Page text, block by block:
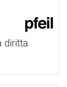
diritta